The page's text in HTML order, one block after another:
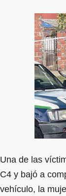
Una de las
C4 y bajó a
vehículo, la